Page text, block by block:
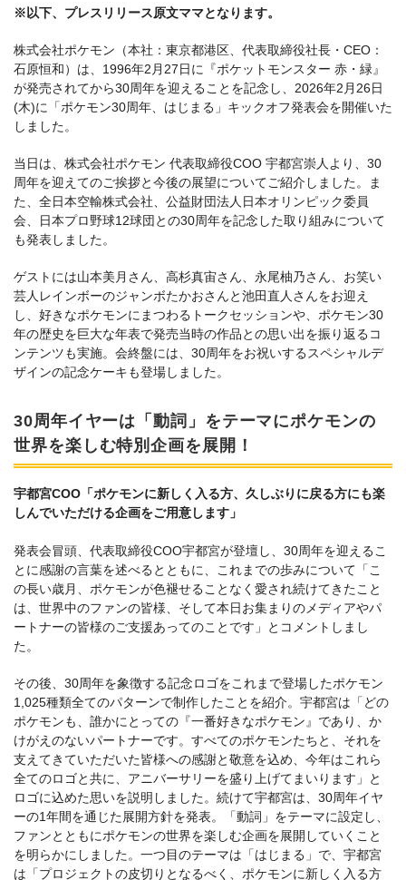
※以下、プレスリリース原文ママとなります。
株式会社ポケモン（本社：東京都港区、代表取締役社長・CEO：
石原恒和）は、1996年2月27日に『ポケットモンスター 赤・緑』
が発売されてから30周年を迎えることを記念し、2026年2月26日
(木)に「ポケモン30周年、はじまる」キックオフ発表会を開催いた
しました。
当日は、株式会社ポケモン 代表取締役COO 宇都宮崇人より、30
周年を迎えてのご挨拶と今後の展望についてご紹介しました。ま
た、全日本空輸株式会社、公益財団法人日本オリンピック委員
会、日本プロ野球12球団との30周年を記念した取り組みについて
も発表しました。
ゲストには山本美月さん、高杉真宙さん、永尾柚乃さん、お笑い
芸人レインボーのジャンボたかおさんと池田直人さんをお迎え
し、好きなポケモンにまつわるトークセッションや、ポケモン30
年の歴史を巨大な年表で発売当時の作品との思い出を振り返るコ
ンテンツも実施。会終盤には、30周年をお祝いするスペシャルデ
ザインの記念ケーキも登場しました。
30周年イヤーは「動詞」をテーマにポケモンの
世界を楽しむ特別企画を展開！
宇都宮COO「ポケモンに新しく入る方、久しぶりに戻る方にも楽
しんでいただける企画をご用意します」
発表会冒頭、代表取締役COO宇都宮が登壇し、30周年を迎えるこ
とに感謝の言葉を述べるとともに、これまでの歩みについて「こ
の長い歳月、ポケモンが色褪せることなく愛され続けてきたこと
は、世界中のファンの皆様、そして本日お集まりのメディアやパ
ートナーの皆様のご支援あってのことです」とコメントしまし
た。
その後、30周年を象徴する記念ロゴをこれまで登場したポケモン
1,025種類全てのパターンで制作したことを紹介。宇都宮は「どの
ポケモンも、誰かにとっての『一番好きなポケモン』であり、か
けがえのないパートナーです。すべてのポケモンたちと、それを
支えてきていただいた皆様への感謝と敬意を込め、今年はこれら
全てのロゴと共に、アニバーサリーを盛り上げてまいります」と
ロゴに込めた思いを説明しました。続けて宇都宮は、30周年イヤ
ーの1年間を通じた展開方針を発表。「動詞」をテーマに設定し、
ファンとともにポケモンの世界を楽しむ企画を展開していくこと
を明らかにしました。一つ目のテーマは「はじまる」で、宇都宮
は「プロジェクトの皮切りとなるべく、ポケモンに新しく入る方